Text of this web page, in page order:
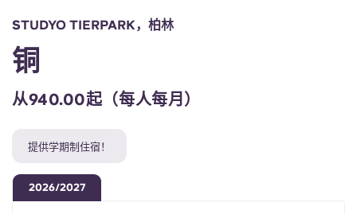
English (US)
Español
STUDYO TIERPARK，柏林
铜
从940.00起（每人每月）
提供学期制住宿！
2026/2027